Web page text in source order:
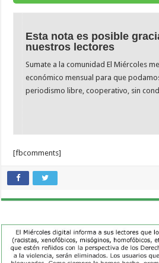
Esta nota es posible
nuestros lectores
Sumate a la comunidad El Miércoles
económico mensual para que
periodismo libre, cooperativo, sin
[fbcomments]